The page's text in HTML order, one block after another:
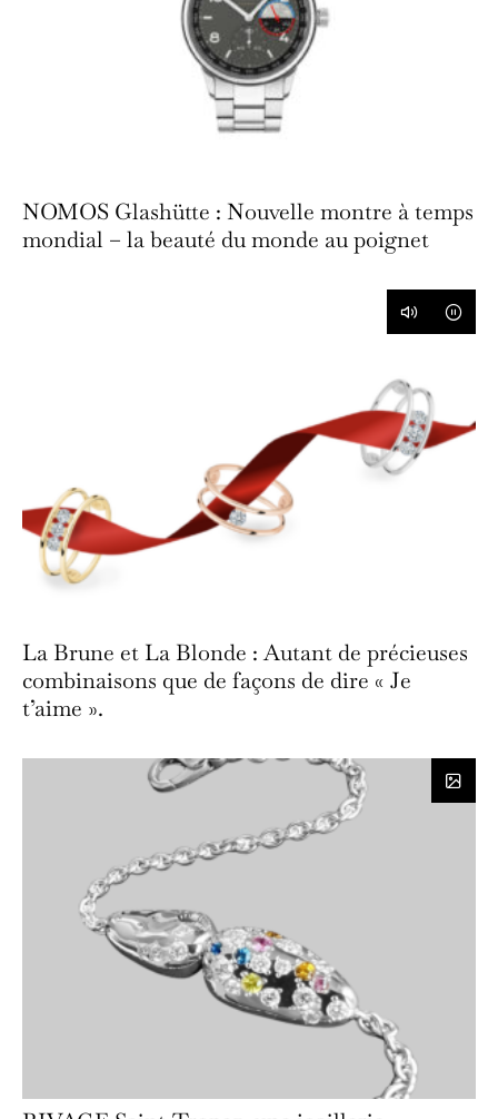
NOMOS Glashütte : Nouvelle montre à temps
mondial – la beauté du monde au poignet
La Brune et La Blonde : Autant de précieuses
combinaisons que de façons de dire « Je
t’aime ».